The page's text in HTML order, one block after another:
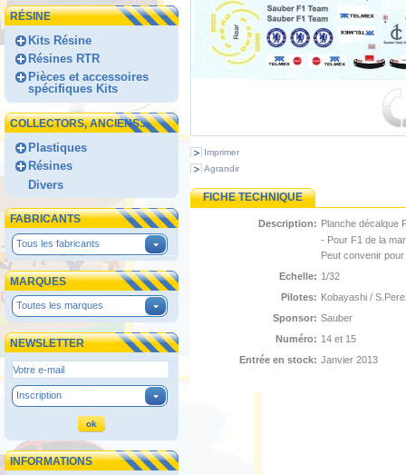
RÉSINE
Kits Résine
Résines RTR
Pièces et accessoires
spécifiques Kits
COLLECTORS, ANCIENS...
Plastiques
Résines
Divers
FABRICANTS
Tous les fabricants
MARQUES
Toutes les marques
NEWSLETTER
Inscription
INFORMATIONS
Imprimer
Agrandir
FICHE TECHNIQUE
Description: Planche décalque
- Pour F1 de la
Peut convenir
Echelle: 1/32
Pilotes: Kobayashi /
Sponsor: Sauber
Numéro: 14 et 15
Entrée en stock: Janvier 2013